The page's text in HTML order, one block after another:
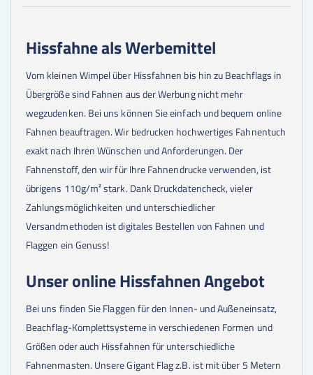
Hissfahne als Werbemittel
Vom kleinen Wimpel über Hissfahnen bis hin zu Beachflags in
Übergröße sind Fahnen aus der Werbung nicht mehr
wegzudenken. Bei uns können Sie einfach und bequem online
Fahnen beauftragen. Wir bedrucken hochwertiges Fahnentuch
exakt nach Ihren Wünschen und Anforderungen. Der
Fahnenstoff, den wir für Ihre Fahnendrucke verwenden, ist
übrigens 110g/m² stark. Dank Druckdatencheck, vieler
Zahlungsmöglichkeiten und unterschiedlicher
Versandmethoden ist digitales Bestellen von Fahnen und
Flaggen ein Genuss!
Unser online Hissfahnen Angebot
Bei uns finden Sie Flaggen für den Innen- und Außeneinsatz,
Beachflag-Komplettsysteme in verschiedenen Formen und
Größen oder auch Hissfahnen für unterschiedliche
Fahnenmasten. Unsere Gigant Flag z.B. ist mit über 5 Metern